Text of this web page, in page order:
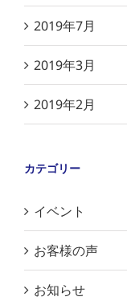
2019年7月
2019年3月
2019年2月
カテゴリー
イベント
お客様の声
お知らせ